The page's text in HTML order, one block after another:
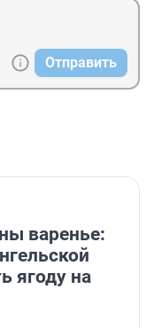
Отправить
варенье:
ягоду на